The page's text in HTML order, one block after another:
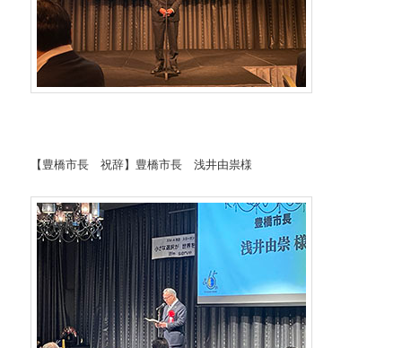
【豊橋市長 祝辞】豊橋市長 浅井由祟様